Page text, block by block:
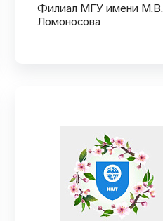
Филиал МГУ имени М.В.
Ломоносова